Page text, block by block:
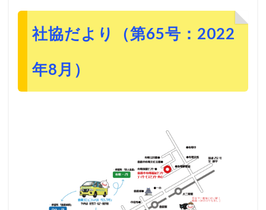
社協だより（第65号：2022
年8月）